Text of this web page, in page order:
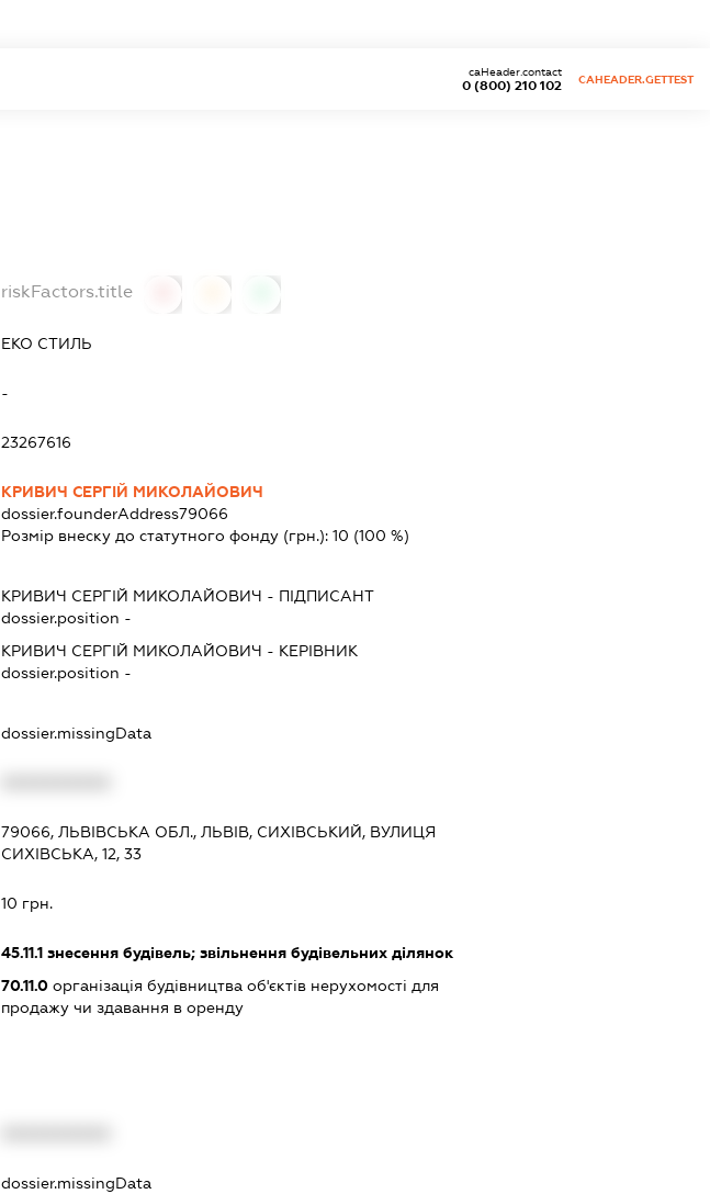
0 (800) 210 102
caHeader.contact
CAHEADER.GETTEST
riskFactors.title
ЕКО СТИЛЬ
-
23267616
КРИВИЧ СЕРГІЙ МИКОЛАЙОВИЧ
dossier.founderAddress79066
Розмір внеску до статутного фонду (грн.): 10 (100 %)
КРИВИЧ СЕРГІЙ МИКОЛАЙОВИЧ - ПІДПИСАНТ
dossier.position -
КРИВИЧ СЕРГІЙ МИКОЛАЙОВИЧ - КЕРІВНИК
dossier.position -
dossier.missingData
79066, ЛЬВІВСЬКА ОБЛ., ЛЬВІВ, СИХІВСЬКИЙ, ВУЛИЦЯ
СИХІВСЬКА, 12, 33
10 грн.
45.11.1знесення будівель; звільнення будівельних ділянок
70.11.0організація будівництва об'єктів нерухомості для
продажу чи здавання в оренду
dossier.missingData